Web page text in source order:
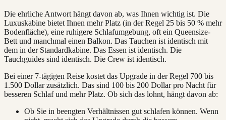
Die ehrliche Antwort hängt davon ab, was Ihnen wichtig ist. Die
Luxuskabine bietet Ihnen mehr Platz (in der Regel 25 bis 50 % mehr
Bodenfläche), eine ruhigere Schlafumgebung, oft ein Queensize-
Bett und manchmal einen Balkon. Das Tauchen ist identisch mit
dem in der Standardkabine. Das Essen ist identisch. Die
Tauchguides sind identisch. Die Crew ist identisch.
Bei einer 7-tägigen Reise kostet das Upgrade in der Regel 700 bis
1.500 Dollar zusätzlich. Das sind 100 bis 200 Dollar pro Nacht für
besseren Schlaf und mehr Platz. Ob sich das lohnt, hängt davon ab:
Ob Sie in beengten Verhältnissen gut schlafen können. Wenn